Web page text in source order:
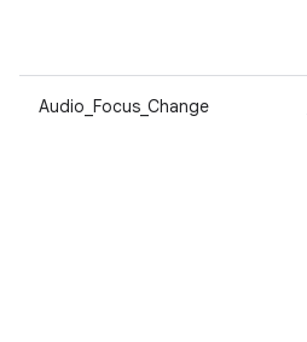
Audio_Focus_Change